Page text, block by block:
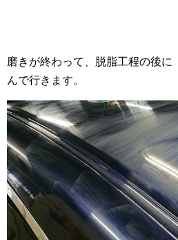
磨きが終わって、脱脂工程の後に
んで行きます。